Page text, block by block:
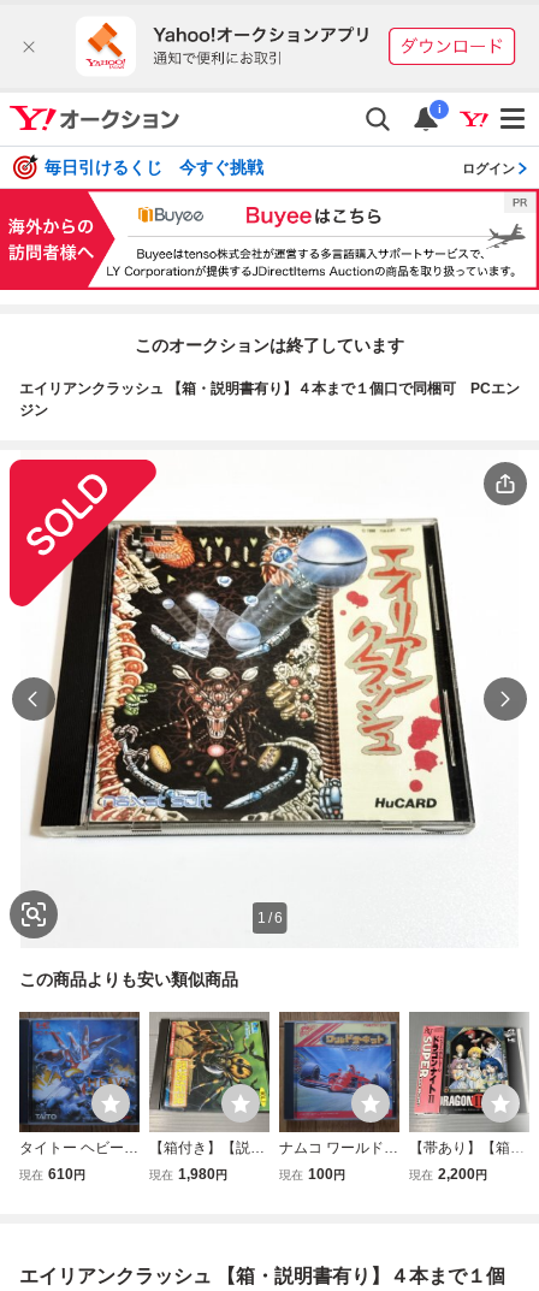
i
毎日引けるくじ 今すぐ挑戦 ログイン
このオークションは終了しています
エイリアンクラッシュ 【箱・説明書有り】４本まで１個口で同梱可 PCエン
ジン
1 /6
この商品よりも安い類似商品
タイトー ヘビーユ
ニット PCエンジ
現在 610円
【箱付き】【説明
書付き】 Hu 魔境
現在 1,980円
ナムコ ワールドサ
ーキット PCエン
現在 100円
【帯あり】【箱付
き】【説明書付
現在 2,200円
エイリアンクラッシュ 【箱・説明書有り】４本まで１個